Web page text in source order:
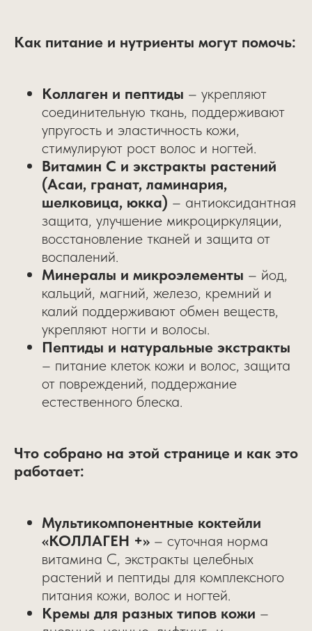
Как питание и нутриенты могут помочь:
Коллаген и пептиды – укрепляют
соединительную ткань, поддерживают
упругость и эластичность кожи,
стимулируют рост волос и ногтей.
Витамин С и экстракты растений
(Асаи, гранат, ламинария,
шелковица, юкка) – антиоксидантная
защита, улучшение микроциркуляции,
восстановление тканей и защита от
воспалений.
Минералы и микроэлементы – йод,
кальций, магний, железо, кремний и
калий поддерживают обмен веществ,
укрепляют ногти и волосы.
Пептиды и натуральные экстракты
– питание клеток кожи и волос, защита
от повреждений, поддержание
естественного блеска.
Что собрано на этой странице и как это
работает:
Мультикомпонентные коктейли
«КОЛЛАГЕН +» – суточная норма
витамина С, экстракты целебных
растений и пептиды для комплексного
питания кожи, волос и ногтей.
Кремы для разных типов кожи –